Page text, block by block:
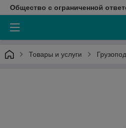
Общество с ограниченной
Товары и услуги